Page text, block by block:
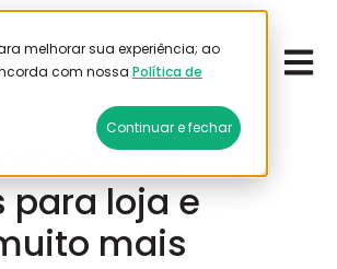
melhorar sua experiência; ao
com nossa Política de
Continuar e fechar
Emitir frete
atrair
para loja e
mais